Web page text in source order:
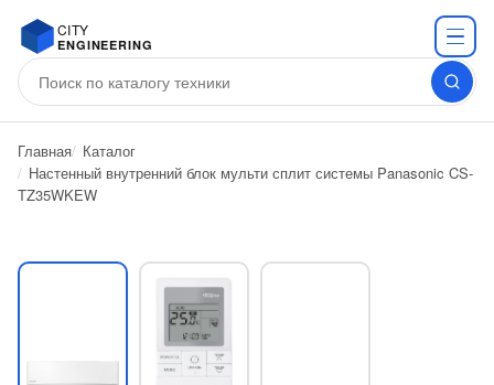
CITY
ENGINEERING
Главная Каталог
Настенный внутренний блок мульти сплит системы Panasonic CS-
TZ35WKEW